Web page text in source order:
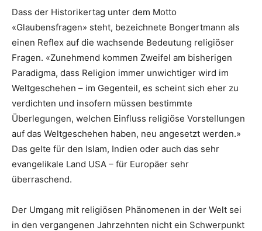
Dass der Historikertag unter dem Motto
«Glaubensfragen» steht, bezeichnete Bongertmann als
einen Reflex auf die wachsende Bedeutung religiöser
Fragen. «Zunehmend kommen Zweifel am bisherigen
Paradigma, dass Religion immer unwichtiger wird im
Weltgeschehen – im Gegenteil, es scheint sich eher zu
verdichten und insofern müssen bestimmte
Überlegungen, welchen Einfluss religiöse Vorstellungen
auf das Weltgeschehen haben, neu angesetzt werden.»
Das gelte für den Islam, Indien oder auch das sehr
evangelikale Land USA – für Europäer sehr
überraschend.
Der Umgang mit religiösen Phänomenen in der Welt sei
in den vergangenen Jahrzehnten nicht ein Schwerpunkt